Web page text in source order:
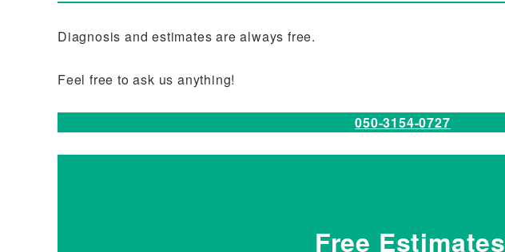
Diagnosis and estimates are always free.
Feel free to ask us anything!
050-3154-0727
Free Estimates